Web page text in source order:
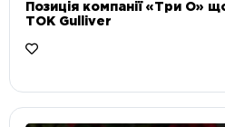
Позиція компанії «Три О»
ТОК Gulliver